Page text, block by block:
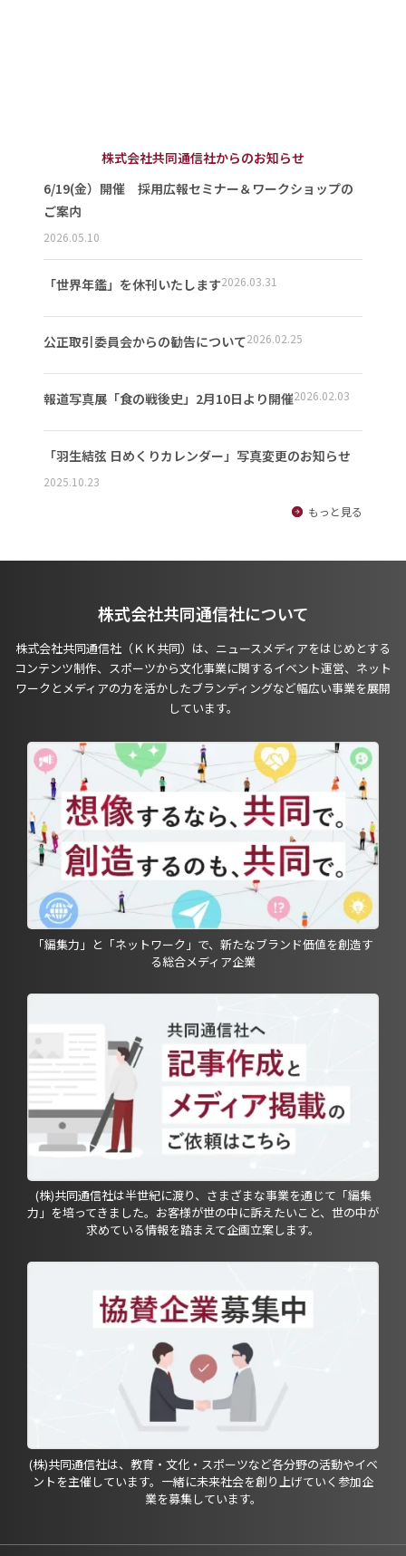
株式会社共同通信社からのお知らせ
6/19(金）開催 採用広報セミナー＆ワークショップの
ご案内
2026.05.10
「世界年鑑」を休刊いたします2026.03.31
公正取引委員会からの勧告について2026.02.25
報道写真展「食の戦後史」2月10日より開催2026.02.03
「羽生結弦 日めくりカレンダー」写真変更のお知らせ
2025.10.23
もっと見る
株式会社共同通信社について
株式会社共同通信社（ＫＫ共同）は、ニュースメディアをはじめとする
コンテンツ制作、スポーツから文化事業に関するイベント運営、ネット
ワークとメディアの力を活かしたブランディングなど幅広い事業を展開
しています。
「編集力」と「ネットワーク」で、新たなブランド価値を創造す
る総合メディア企業
(株)共同通信社は半世紀に渡り、さまざまな事業を通じて「編集
力」を培ってきました。お客様が世の中に訴えたいこと、世の中が
求めている情報を踏まえて企画立案します。
(株)共同通信社は、教育・文化・スポーツなど各分野の活動やイベ
ントを主催しています。一緒に未来社会を創り上げていく参加企
業を募集しています。